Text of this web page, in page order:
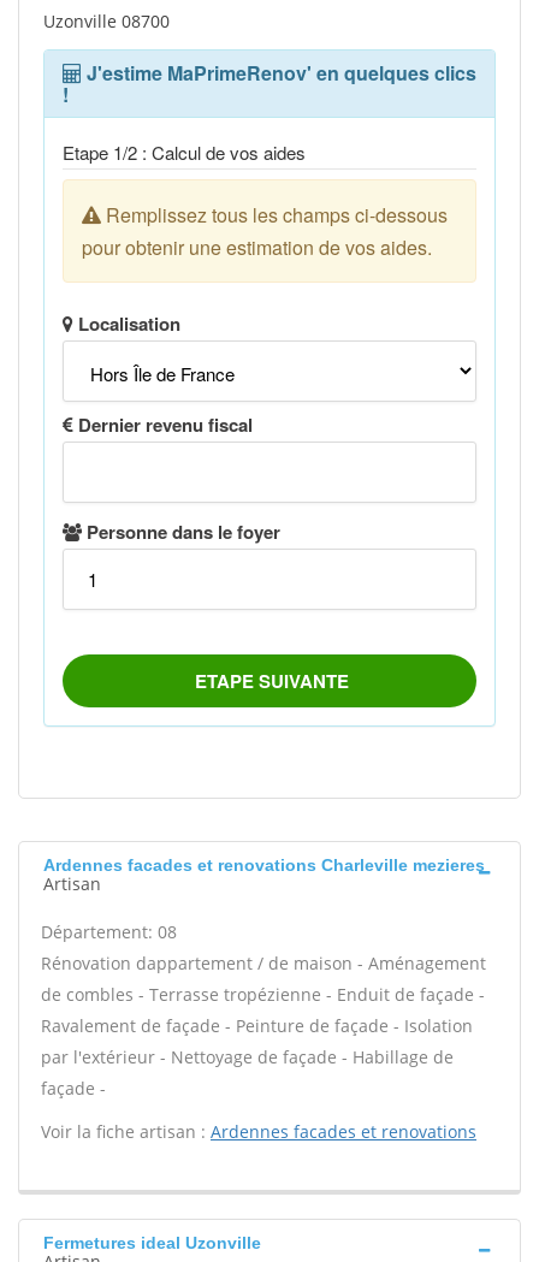
Uzonville 08700
Ardennes facades et renovations Charleville mezieres
Artisan
Département: 08
Rénovation dappartement / de maison - Aménagement
de combles - Terrasse tropézienne - Enduit de façade -
Ravalement de façade - Peinture de façade - Isolation
par l'extérieur - Nettoyage de façade - Habillage de
façade -
Voir la fiche artisan : Ardennes facades et renovations
Fermetures ideal Uzonville